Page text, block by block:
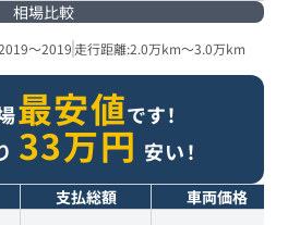
相場比較
～2019 走行距離:2.0万km～3.0万km
最安値です！
33万円 安い！
支払総額 車両価格